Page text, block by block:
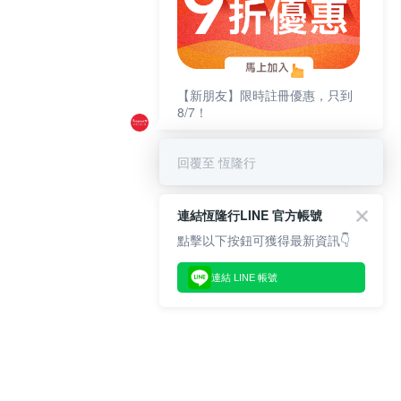
【新朋友】限時註冊優惠，只到
8/7！
回覆至 恆隆行
連結恆隆行LINE 官方帳號
點擊以下按鈕可獲得最新資訊👇
連結 LINE 帳號